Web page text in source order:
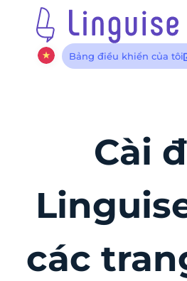
Bảng điều khiển của tôi
Cài
các